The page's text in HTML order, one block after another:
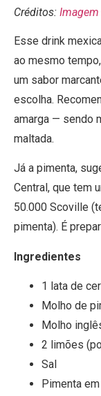
Créditos:
Esse drink
ao mesmo
um sabor
escolha.
amarga — sendo
maltada.
Já a pimenta,
Central, que tem
50.000 Scoville
pimenta). É
Ingredientes
1 lata de
Molho de
Molho
2 limões
Sal
Pimenta